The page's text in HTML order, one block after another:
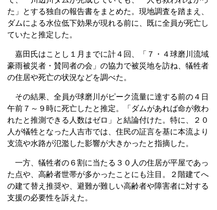
た」とする独自の報告書をまとめた。現地調査を踏まえ、
ダムによる水位低下効果が現れる前に、既に全員が死亡し
ていたと推定した。
嘉田氏はことし１月までに計４回、「７・４球磨川流域
豪雨被災者・賛同者の会」の協力で被災地を訪ね、犠牲者
の住居や死亡の状況などを調べた。
その結果、全員が球磨川がピーク流量に達する前の４日
午前７～９時に死亡したと推定。「ダムがあれば命が救わ
れたと推測できる人数はゼロ」と結論付けた。特に、２０
人が犠牲となった人吉市では、住民の証言を基に本流より
支流や水路が氾濫した影響が大きかったと指摘した。
一方、犠牲者の６割に当たる３０人の住居が平屋であっ
た点や、高齢者世帯が多かったことにも注目。２階建てへ
の建て替え推奨や、避難が難しい高齢者や障害者に対する
支援の必要性を訴えた。